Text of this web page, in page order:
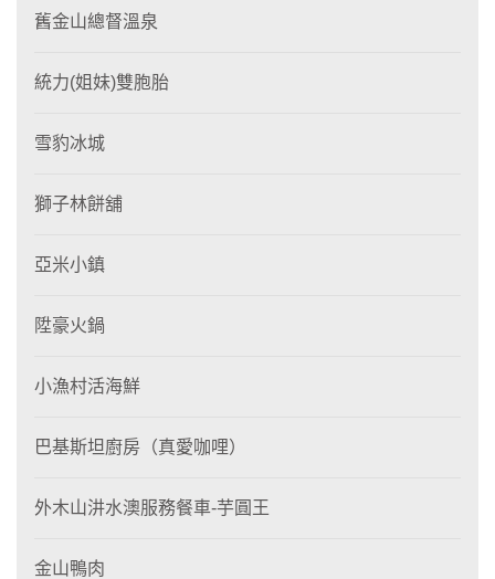
舊金山總督溫泉
統力(姐妹)雙胞胎
雪豹冰城
獅子林餅舖
亞米小鎮
陞豪火鍋
小漁村活海鮮
巴基斯坦廚房（真愛咖哩）
外木山汫水澳服務餐車-芋圓王
金山鴨肉